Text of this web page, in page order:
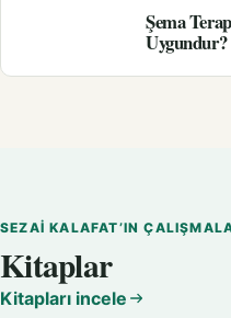
Şema
Uygundur?
SEZAI KALAFAT’IN
Kitaplar
Kitapları incele